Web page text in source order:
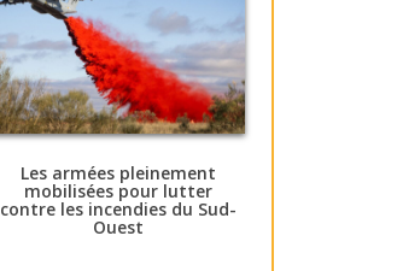
Les armées pleinement
mobilisées pour lutter
contre les incendies du Sud-
Ouest